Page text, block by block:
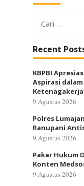
Cari
untuk:
Recent
KBPBI
Aspirasi dalam
9 Agustus 2026
Polres
Ranupani
9 Agustus 2026
Pakar Hukum
Konten
9 Agustus 2026